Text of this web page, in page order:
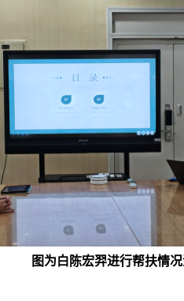
图为白陈宏羿进行帮扶情